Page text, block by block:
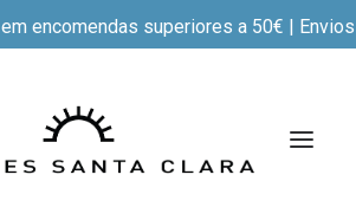
em encomendas superiores a 50€ |